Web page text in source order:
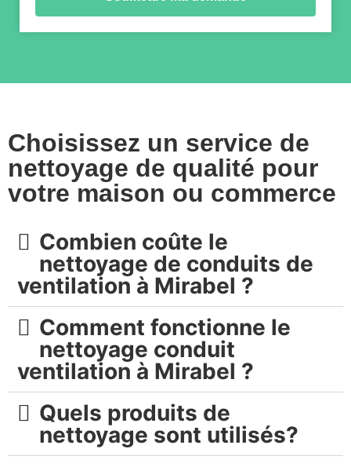
Choisissez un service de
nettoyage de qualité pour
votre maison ou commerce
Combien coûte le
nettoyage de conduits de
ventilation à Mirabel ?
Comment fonctionne le
nettoyage conduit
ventilation à Mirabel ?
Quels produits de
nettoyage sont utilisés?